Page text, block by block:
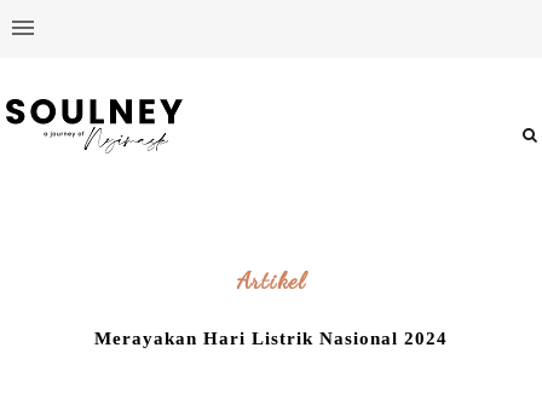
Artikel
Merayakan Hari Listrik Nasional 2024